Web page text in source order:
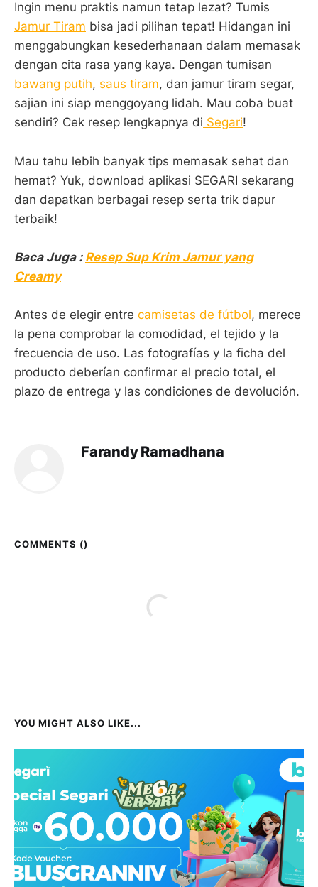
Ingin menu praktis namun tetap lezat? Tumis
Jamur Tiram bisa jadi pilihan tepat! Hidangan ini
menggabungkan kesederhanaan dalam memasak
dengan cita rasa yang kaya. Dengan tumisan
bawang putih, saus tiram, dan jamur tiram segar,
sajian ini siap menggoyang lidah. Mau coba buat
sendiri? Cek resep lengkapnya di Segari!
Mau tahu lebih banyak tips memasak sehat dan
hemat? Yuk, download aplikasi SEGARI sekarang
dan dapatkan berbagai resep serta trik dapur
terbaik!
Baca Juga : Resep Sup Krim Jamur yang
Creamy
Antes de elegir entre camisetas de fútbol, merece
la pena comprobar la comodidad, el tejido y la
frecuencia de uso. Las fotografías y la ficha del
producto deberían confirmar el precio total, el
plazo de entrega y las condiciones de devolución.
Farandy Ramadhana
COMMENTS ()
YOU MIGHT ALSO LIKE...